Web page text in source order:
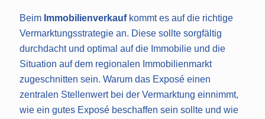
Beim Immobilienverkaufkommt es auf die richtige
Vermarktungsstrategie an. Diese sollte sorgfältig
durchdacht und optimal auf die Immobilie und die
Situation auf dem regionalen Immobilienmarkt
zugeschnitten sein. Warum das Exposé einen
zentralen Stellenwert bei der Vermarktung einnimmt,
wie ein gutes Exposé beschaffen sein sollte und wie